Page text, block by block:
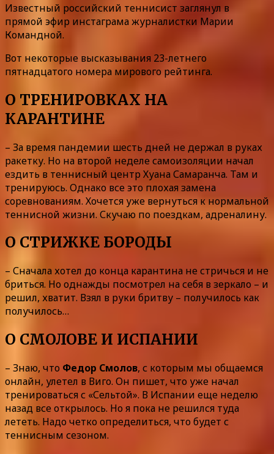
Известный российский теннисист заглянул в
прямой эфир инстаграма журналистки Марии
Командной.
Вот некоторые высказывания 23-летнего
пятнадцатого номера мирового рейтинга.
О ТРЕНИРОВКАХ НА
КАРАНТИНЕ
– За время пандемии шесть дней не держал в руках
ракетку. Но на второй неделе самоизоляции начал
ездить в теннисный центр Хуана Самаранча. Там и
тренируюсь. Однако все это плохая замена
соревнованиям. Хочется уже вернуться к нормальной
теннисной жизни. Скучаю по поездкам, адреналину.
О СТРИЖКЕ БОРОДЫ
– Сначала хотел до конца карантина не стричься и не
бриться. Но однажды посмотрел на себя в зеркало – и
решил, хватит. Взял в руки бритву – получилось как
получилось…
О СМОЛОВЕ И ИСПАНИИ
– Знаю, что Федор Смолов, с которым мы общаемся
онлайн, улетел в Виго. Он пишет, что уже начал
тренироваться с «Сельтой». В Испании еще неделю
назад все открылось. Но я пока не решился туда
лететь. Надо четко определиться, что будет с
теннисным сезоном.